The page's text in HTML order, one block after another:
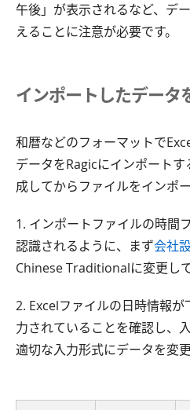
午後」が表示されるなど、デ
えることに注意が必要です。
インポートしたデータ
和暦などのフォーマットで
データをRagicにインポート
成してからファイルをインポ
1. インポートファイルの時間
認識されるように、まず会社
Chinese Traditionalに変更し
2. Excelファイルの日時情報
力されていることを確認し、
適切な入力形式にデータを変